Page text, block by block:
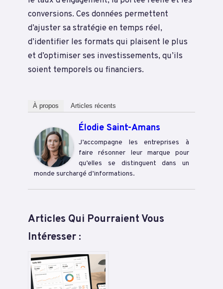
conversions. Ces données permettent
d’ajuster sa stratégie en temps réel,
d’identifier les formats qui plaisent le plus
et d’optimiser ses investissements, qu’ils
soient temporels ou financiers.
À propos Articles récents
Élodie Saint-Amans
J’accompagne les entreprises à
faire résonner leur marque pour
qu’elles se distinguent dans un
monde surchargé d’informations.
Articles Qui Pourraient Vous
Intéresser :